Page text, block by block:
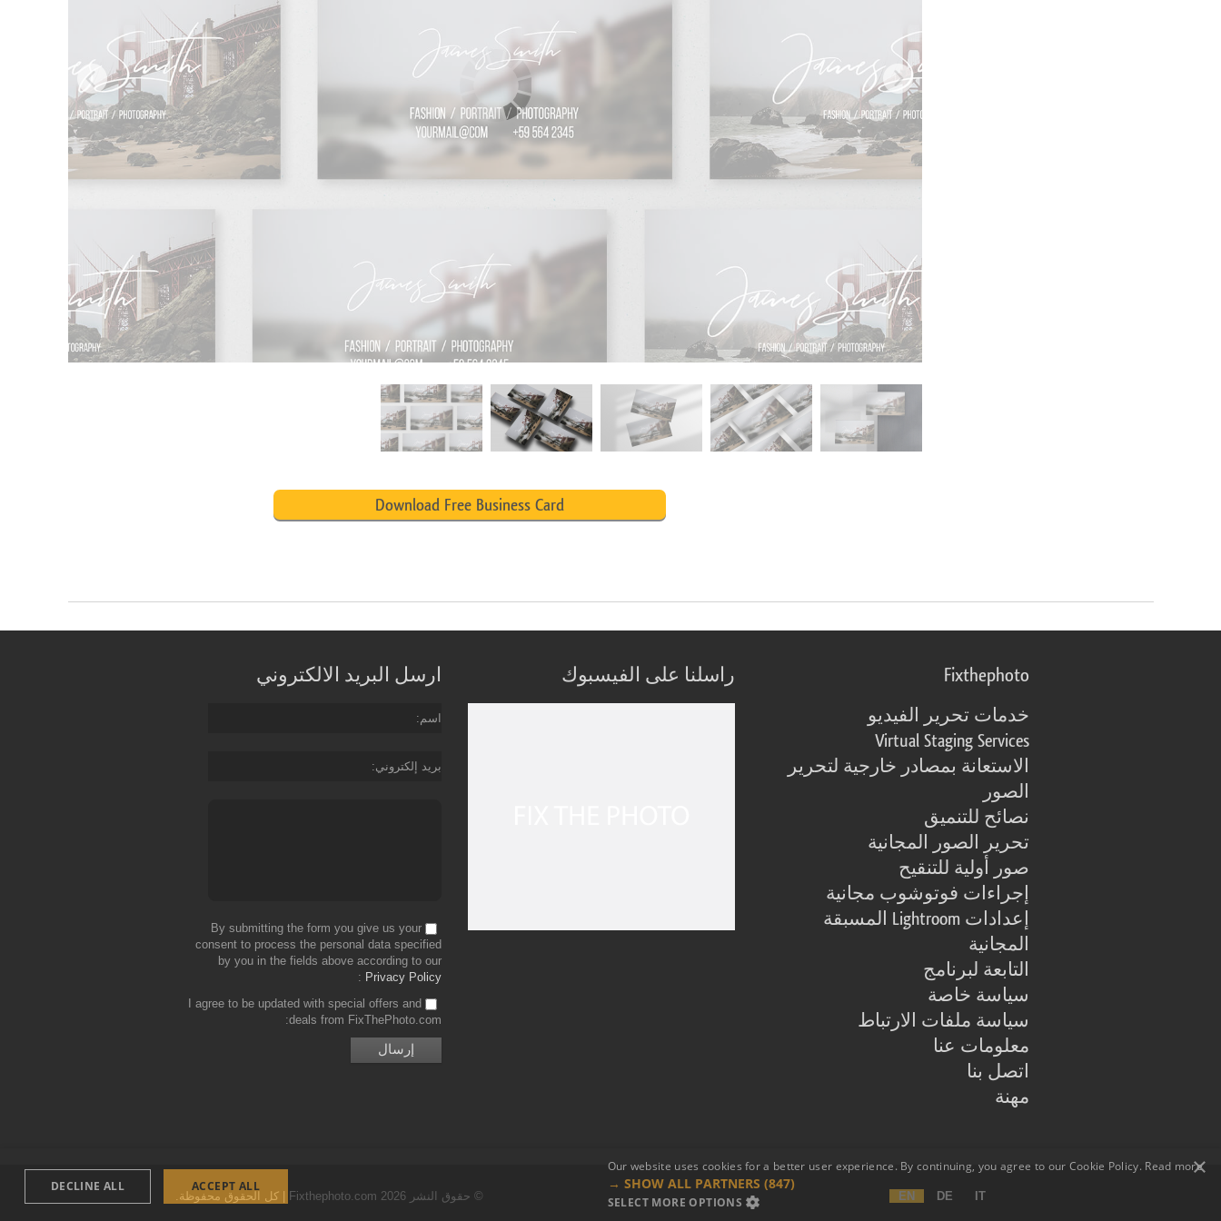
بيانات تدريب الذكاء
الاصطناعي
Download Free Business Card
ارسل البريد الالكتروني
اسم
بريد إلكتروني
By submitting the form you give us your
consent to process the personal data specified
by you in the fields above according to our
Privacy Policy
I agree to be updated with special offers and
deals from FixThePhoto.com
راسلنا على الفيسبوك Fixthephoto
خدمات تحرير الفيديو
Virtual Staging Services
الاستعانة بمصادر خارجية لتحرير
الصور
نصائح للتنميق
تحرير الصور المجانية
صور أولية للتنقيح
إجراءات فوتوشوب مجانية
إعدادات Lightroom المسبقة
المجانية
التابعة لبرنامج
سياسة خاصة
سياسة ملفات الارتباط
معلومات عنا
اتصل بنا
مهنة
© حقوق النشر 2026 Fixthephoto.com | كل الحقوق محفوظة. EN DE IT
×
Our website uses cookies for a better user experience. By continuing, you agree to our Cookie Policy. Read more
SHOW ALL PARTNERS (847) →
SELECT MORE OPTIONS
ACCEPT ALL
DECLINE ALL